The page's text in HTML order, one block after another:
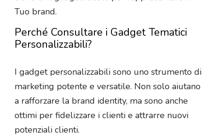
Tuo brand.
Perché Consultare i Gadget Tematici
Personalizzabili?
I gadget personalizzabili sono uno strumento di
marketing potente e versatile. Non solo aiutano
a rafforzare la brand identity, ma sono anche
ottimi per fidelizzare i clienti e attrarre nuovi
potenziali clienti.